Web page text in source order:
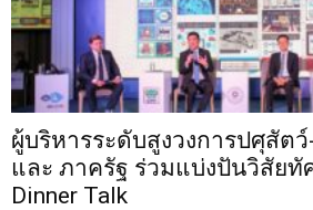
ผู้บริหารระดับสูงวงการปศุสัต
และ ภาครัฐ ร่วมแบ่งปันวิสัยทั
Dinner Talk